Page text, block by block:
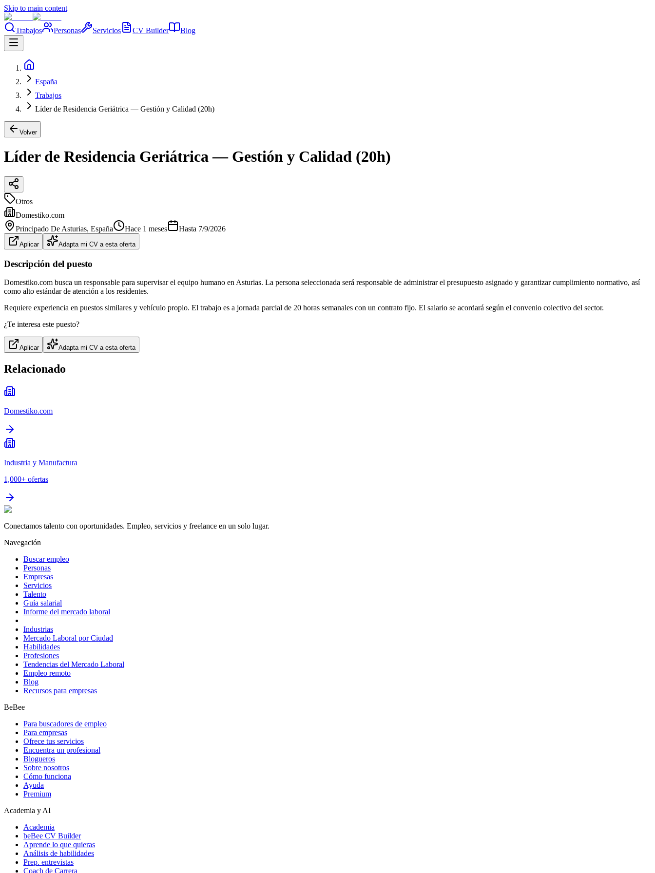
Skip to main content
Trabajos Personas Servicios CV Builder Blog
España
Trabajos
Líder de Residencia Geriátrica — Gestión y Calidad (20h)
Volver
Líder de Residencia Geriátrica — Gestión y Calidad (20h)
Otros
Domestiko.com
Principado De Asturias, España Hace 1 meses Hasta 7/9/2026
Aplicar Adapta mi CV a esta oferta
Descripción del puesto
Domestiko.com busca un responsable para supervisar el equipo humano en Asturias. La persona seleccionada será responsable de administrar el presupuesto asignado y garantizar cumplimiento normativo, así
como alto estándar de atención a los residentes.
Requiere experiencia en puestos similares y vehículo propio. El trabajo es a jornada parcial de 20 horas semanales con un contrato fijo. El salario se acordará según el convenio colectivo del sector.
¿Te interesa este puesto?
Aplicar Adapta mi CV a esta oferta
Relacionado
Domestiko.com
Industria y Manufactura
1,000+ ofertas
Conectamos talento con oportunidades. Empleo, servicios y freelance en un solo lugar.
Navegación
Buscar empleo
Personas
Empresas
Servicios
Talento
Guía salarial
Informe del mercado laboral
Industrias
Mercado Laboral por Ciudad
Habilidades
Profesiones
Tendencias del Mercado Laboral
Empleo remoto
Blog
Recursos para empresas
BeBee
Para buscadores de empleo
Para empresas
Ofrece tus servicios
Encuentra un profesional
Blogueros
Sobre nosotros
Cómo funciona
Ayuda
Premium
Academia y AI
Academia
beBee CV Builder
Aprende lo que quieras
Análisis de habilidades
Prep. entrevistas
Coach de Carrera